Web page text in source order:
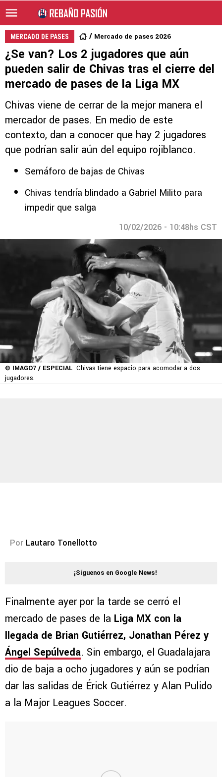
MERCADO DE PASES Mercado de pases 2026
¿Se van? Los 2 jugadores que aún
pueden salir de Chivas tras el cierre del
mercado de pases de la Liga MX
Chivas viene de cerrar de la mejor manera el
mercador de pases. En medio de este
contexto, dan a conocer que hay 2 jugadores
que podrían salir aún del equipo rojiblanco.
Semáforo de bajas de Chivas
Chivas tendría blindado a Gabriel Milito para
impedir que salga
10/02/2026 - 10:48hs CST
© IMAGO7 / ESPECIAL Chivas tiene espacio para acomodar a dos
jugadores.
Por Lautaro Tonellotto
¡Síguenos en Google News!
Finalmente ayer por la tarde se cerró el
mercado de pases de la Liga MX con la
llegada de Brian Gutiérrez, Jonathan Pérez y
Ángel Sepúlveda. Sin embargo, el Guadalajara
dio de baja a ocho jugadores y aún se podrían
dar las salidas de Érick Gutiérrez y Alan Pulido
a la Major Leagues Soccer.